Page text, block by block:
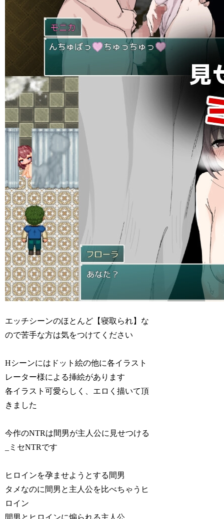
エッチシーンのほとんど【寝取られ】な
ので苦手な方は気をつけてください
Hシーンにはドット絵の他に各イラスト
レーター様による挿絵があります
各イラスト可愛らしく、エロく描いて頂
きました
今作のNTRは間男が主人公に見せつける
_ミセNTRです
ヒロインを孕ませようとする間男
タメなのに間男と主人公を比べちゃうヒ
ロイン
間男とヒロインに煽られる主人公